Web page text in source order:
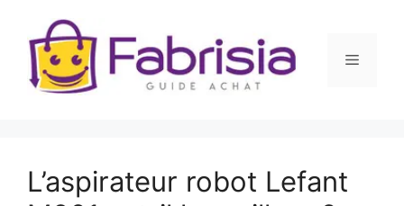
contenu
Menu
L’aspirateur robot Lefant